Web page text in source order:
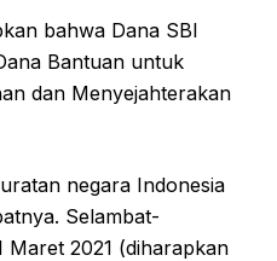
bahwa Dana SBI
Bantuan untuk
dan Menyejahterakan
negara Indonesia
Selambat-
Maret 2021 (diharapkan